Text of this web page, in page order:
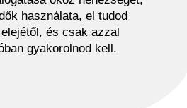
használata, el tudod
és csak azzal
gyakorolnod kell.